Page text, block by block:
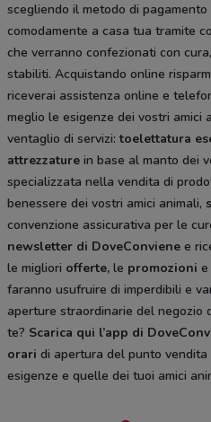
scegliendo il metodo di
comodamente a casa tua tramite
che verranno confezionati con
stabiliti. Acquistando online
riceverai assistenza online e
meglio le esigenze dei vostri amici
ventaglio di servizi:toelettatura
attrezzature in base al manto dei
specializzata nella vendita di
benessere dei vostri amici animali,
convenzione assicurativa per le
newsletter di DoveConviene e
le migliori offerte, le promozioni
faranno usufruire di imperdibili e
aperture straordinarie del negozio
te? Scarica qui l’app di
orari di apertura del punto
esigenze e quelle dei tuoi amici